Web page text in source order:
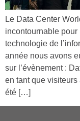
Le Data Center
incontournable
technologie de
année nous avons
sur l’évènement :
en tant que
été […]